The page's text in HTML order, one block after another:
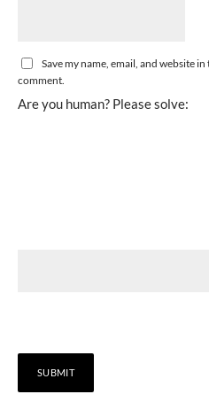
Save my name, email, and website
comment.
Are you human? Please solve: